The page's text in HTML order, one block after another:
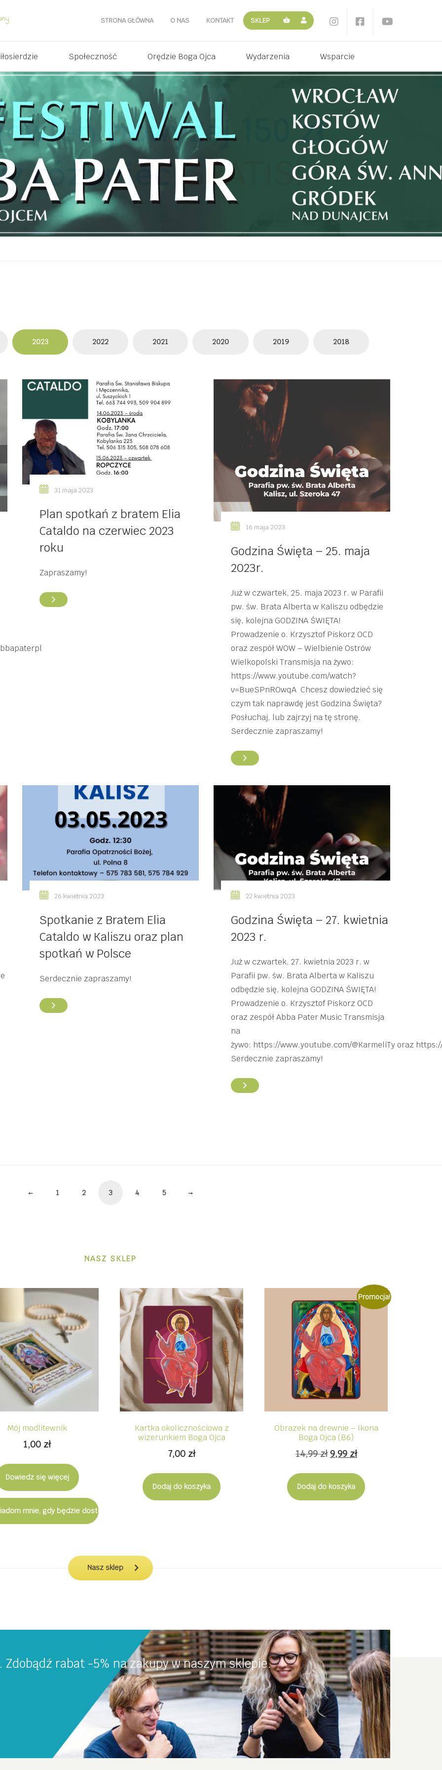
STRONA GŁÓWNA O NAS KONTAKT SKLEP
Społeczność Orędzie Boga Ojca Wydarzenia Wsparcie
2023 2022 2021 2020 2019 2018
31 maja 2023
Plan spotkań z bratem Elia
Cataldo na czerwiec 2023
roku
Zapraszamy!
16 maja 2023
Godzina Święta – 25. maja
2023r.
Już w czwartek, 25. maja 2023 r. w Parafii
pw. św. Brata Alberta w Kaliszu odbędzie
się, kolejna GODZINA ŚWIĘTA!
Prowadzenie o. Krzysztof Piskorz OCD
oraz zespół WOW – Wielbienie Ostrów
Wielkopolski Transmisja na żywo:
https://www.youtube.com/watch?
v=BueSPnROwqA Chcesz dowiedzieć się
czym tak naprawdę jest Godzina Święta?
Posłuchaj, lub zajrzyj na tę stronę.
Serdecznie zapraszamy!
26 kwietnia 2023
Spotkanie z Bratem Elia
Cataldo w Kaliszu oraz plan
spotkań w Polsce
Serdecznie zapraszamy!
22 kwietnia 2023
Godzina Święta – 27. kwietnia
2023 r.
Już w czwartek, 27. kwietnia 2023 r. w
Parafii pw. św. Brata Alberta w Kaliszu
odbędzie się, kolejna GODZINA ŚWIĘTA!
Prowadzenie o. Krzysztof Piskorz OCD
oraz zespół Abba Pater Music Transmisja
na
żywo: https://www.youtube.com/@KarmeliTy oraz
Serdecznie zapraszamy!
← 1 2 3 4 5 →
NASZ SKLEP
Mój modlitewnik
1,00 zł
Dowiedz się więcej
mnie, gdy będzie dostępny
Kartka okolicznościowa z
wizerunkiem Boga Ojca
7,00 zł
Dodaj do koszyka
Promocja!
Obrazek na drewnie – Ikona
Boga Ojca (B6)
14,99zł Pierwotna
wynosiła:
14,99 zł.
9,99 złAktualna
wynosi:
9,99 zł.
Dodaj do koszyka
Nasz sklep
Zdobądź rabat -5% na zakupy w naszym sklepie.